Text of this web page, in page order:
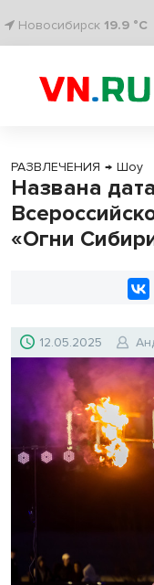
Новосибирск 19.9 °C
РАЗВЛЕЧЕНИЯ → Шоу
Названа
«Огни
12.05.2025